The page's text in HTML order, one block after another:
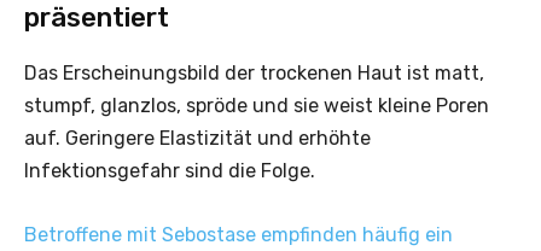
präsentiert
Das Erscheinungsbild der trockenen Haut ist matt,
stumpf, glanzlos, spröde und sie weist kleine Poren
auf. Geringere Elastizität und erhöhte
Infektionsgefahr sind die Folge.
Betroffene mit Sebostase empfinden häufig ein